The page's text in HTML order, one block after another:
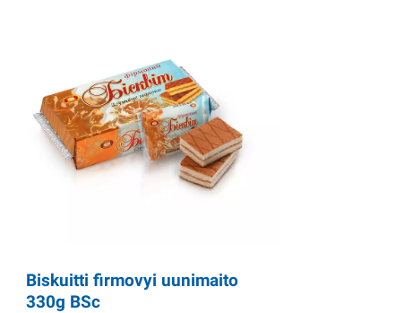
Biskuitti firmovyi uunimaito
330g BSc